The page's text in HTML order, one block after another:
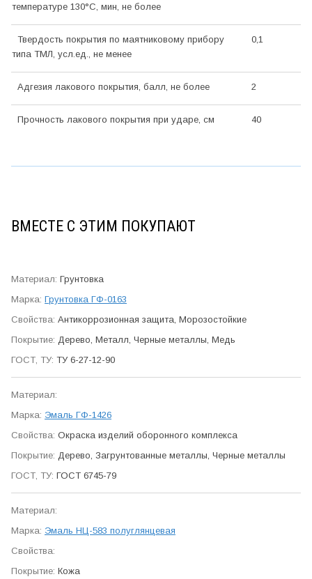
температуре 130°С, мин, не более
Твердость покрытия по маятниковому прибору
типа ТМЛ, усл.ед., не менее
0,1
Адгезия лакового покрытия, балл, не более 2
Прочность лакового покрытия при ударе, см 40
ВМЕСТЕ С ЭТИМ ПОКУПАЮТ
Грунтовка
Грунтовка ГФ-0163
Антикор­розионная защита, Морозо­стойкие
Дерево, Металл, Черные металлы, Медь
ТУ 6-27-12-90
Эмаль ГФ-1426
Окраска изделий оборонного ком­плекса
Дерево, Загрунтованные металлы, Черные металлы
ГОСТ 6745-79
Эмаль НЦ-583 полуглянцевая
Кожа